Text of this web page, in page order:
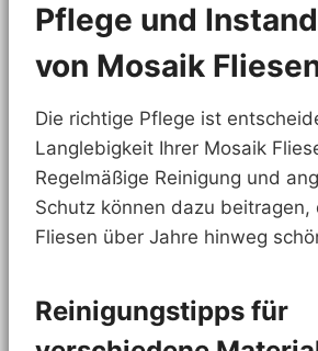
Pflege und
von Mosaik
Die richtige Pflege ist
Langlebigkeit Ihrer Mosaik
Regelmäßige Reinigung und
Schutz können dazu beitragen,
Fliesen über Jahre hinweg
Reinigungstipps für